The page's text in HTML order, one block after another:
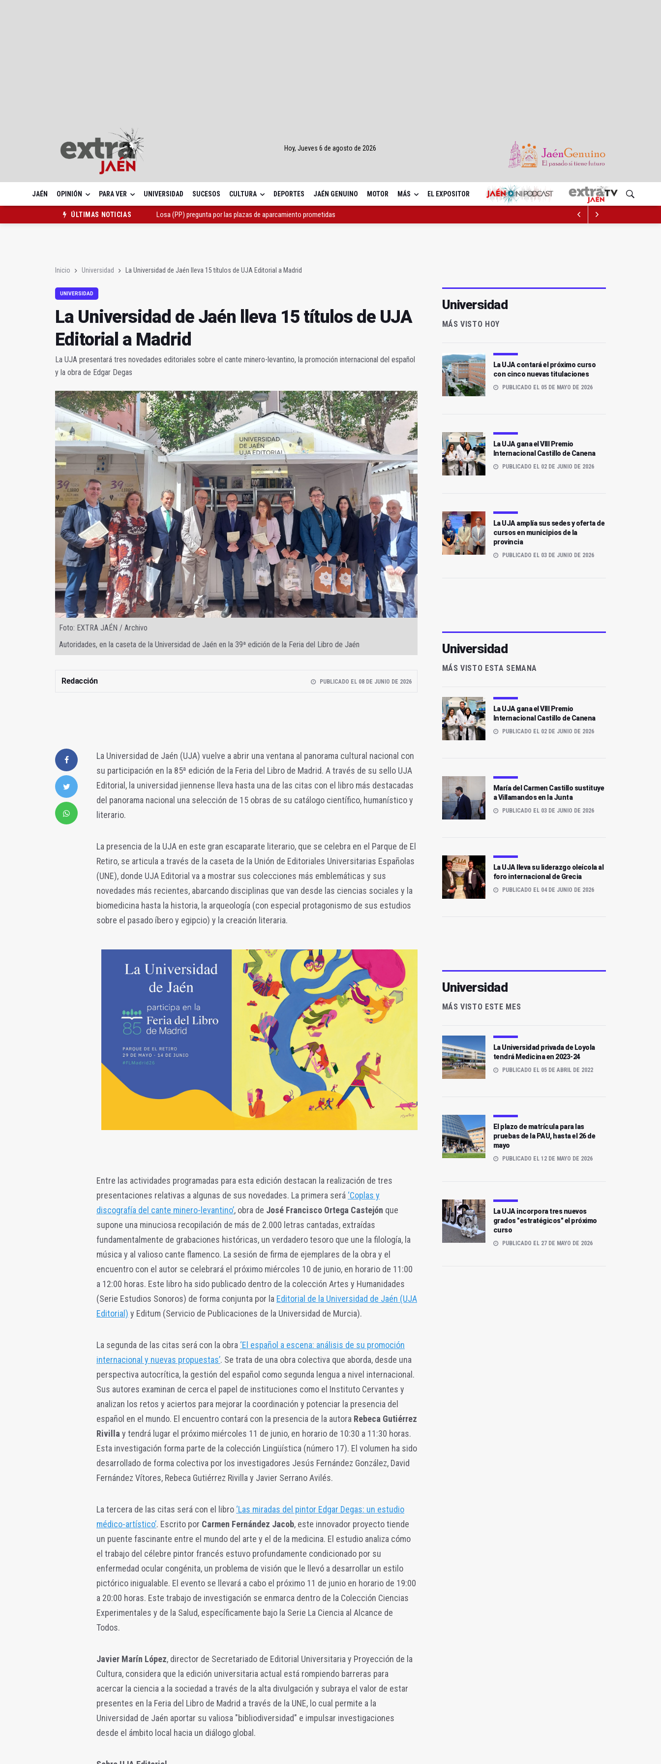
Hoy, Jueves 6 de agosto de 2026
JAÉN OPINIÓN PARA VER UNIVERSIDAD SUCESOS CULTURA DEPORTES JAÉN GENUINO MOTOR MÁS EL EXPOSITOR
ÚLTIMAS NOTICIAS
Losa (PP) pregunta por las plazas de aparcamiento prometidas
Inicio Universidad La Universidad de Jaén lleva 15 títulos de UJA Editorial a Madrid
UNIVERSIDAD
La Universidad de Jaén lleva 15 títulos de UJA
Editorial a Madrid
La UJA presentará tres novedades editoriales sobre el cante minero-levantino, la promoción internacional del español
y la obra de Edgar Degas
Foto: EXTRA JAÉN / Archivo
Autoridades, en la caseta de la Universidad de Jaén en la 39ª edición de la Feria del Libro de Jaén
Redacción PUBLICADO EL 08 DE JUNIO DE 2026
La Universidad de Jaén (UJA) vuelve a abrir una ventana al panorama cultural nacional con
su participación en la 85ª edición de la Feria del Libro de Madrid. A través de su sello UJA
Editorial, la universidad jiennense lleva hasta una de las citas con el libro más destacadas
del panorama nacional una selección de 15 obras de su catálogo científico, humanístico y
literario.
La presencia de la UJA en este gran escaparate literario, que se celebra en el Parque de El
Retiro, se articula a través de la caseta de la Unión de Editoriales Universitarias Españolas
(UNE), donde UJA Editorial va a mostrar sus colecciones más emblemáticas y sus
novedades más recientes, abarcando disciplinas que van desde las ciencias sociales y la
biomedicina hasta la historia, la arqueología (con especial protagonismo de sus estudios
sobre el pasado íbero y egipcio) y la creación literaria.
Entre las actividades programadas para esta edición destacan la realización de tres
presentaciones relativas a algunas de sus novedades. La primera será ‘Coplas y
discografía del cante minero-levantino’, obra de José Francisco Ortega Castejón que
supone una minuciosa recopilación de más de 2.000 letras cantadas, extraídas
fundamentalmente de grabaciones históricas, un verdadero tesoro que une la filología, la
música y al valioso cante flamenco. La sesión de firma de ejemplares de la obra y el
encuentro con el autor se celebrará el próximo miércoles 10 de junio, en horario de 11:00
a 12:00 horas. Este libro ha sido publicado dentro de la colección Artes y Humanidades
(Serie Estudios Sonoros) de forma conjunta por la Editorial de la Universidad de Jaén (UJA
Editorial) y Editum (Servicio de Publicaciones de la Universidad de Murcia).
La segunda de las citas será con la obra ‘El español a escena: análisis de su promoción
internacional y nuevas propuestas’. Se trata de una obra colectiva que aborda, desde una
perspectiva autocrítica, la gestión del español como segunda lengua a nivel internacional.
Sus autores examinan de cerca el papel de instituciones como el Instituto Cervantes y
analizan los retos y aciertos para mejorar la coordinación y potenciar la presencia del
español en el mundo. El encuentro contará con la presencia de la autora Rebeca Gutiérrez
Rivilla y tendrá lugar el próximo miércoles 11 de junio, en horario de 10:30 a 11:30 horas.
Esta investigación forma parte de la colección Lingüística (número 17). El volumen ha sido
desarrollado de forma colectiva por los investigadores Jesús Fernández González, David
Fernández Vítores, Rebeca Gutiérrez Rivilla y Javier Serrano Avilés.
La tercera de las citas será con el libro ‘Las miradas del pintor Edgar Degas: un estudio
médico-artístico’. Escrito por Carmen Fernández Jacob, este innovador proyecto tiende
un puente fascinante entre el mundo del arte y el de la medicina. El estudio analiza cómo
el trabajo del célebre pintor francés estuvo profundamente condicionado por su
enfermedad ocular congénita, un problema de visión que le llevó a desarrollar un estilo
pictórico inigualable. El evento se llevará a cabo el próximo 11 de junio en horario de 19:00
a 20:00 horas. Este trabajo de investigación se enmarca dentro de la Colección Ciencias
Experimentales y de la Salud, específicamente bajo la Serie La Ciencia al Alcance de
Todos.
Javier Marín López, director de Secretariado de Editorial Universitaria y Proyección de la
Cultura, considera que la edición universitaria actual está rompiendo barreras para
acercar la ciencia a la sociedad a través de la alta divulgación y subraya el valor de estar
presentes en la Feria del Libro de Madrid a través de la UNE, lo cual permite a la
Universidad de Jaén aportar su valiosa "bibliodiversidad" e impulsar investigaciones
desde el ámbito local hacia un diálogo global.
Universidad
MÁS VISTO HOY
La UJA contará el próximo curso
con cinco nuevas titulaciones
PUBLICADO EL 05 DE MAYO DE 2026
La UJA gana el VIII Premio
Internacional Castillo de Canena
PUBLICADO EL 02 DE JUNIO DE 2026
La UJA amplía sus sedes y oferta de
cursos en municipios de la
provincia
PUBLICADO EL 03 DE JUNIO DE 2026
Universidad
MÁS VISTO ESTA SEMANA
La UJA gana el VIII Premio
Internacional Castillo de Canena
PUBLICADO EL 02 DE JUNIO DE 2026
María del Carmen Castillo sustituye
a Villamandos en la Junta
PUBLICADO EL 03 DE JUNIO DE 2026
La UJA lleva su liderazgo oleícola al
foro internacional de Grecia
PUBLICADO EL 04 DE JUNIO DE 2026
Universidad
MÁS VISTO ESTE MES
La Universidad privada de Loyola
tendrá Medicina en 2023-24
PUBLICADO EL 05 DE ABRIL DE 2022
El plazo de matrícula para las
pruebas de la PAU, hasta el 26 de
mayo
PUBLICADO EL 12 DE MAYO DE 2026
La UJA incorpora tres nuevos
grados "estratégicos" el próximo
curso
PUBLICADO EL 27 DE MAYO DE 2026